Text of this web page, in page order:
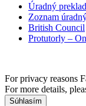
Úradný
Zoznam
British Council
Protutorly –
For privacy reasons
For more details,
Súhlasím